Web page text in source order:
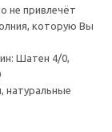
не привлечёт
которую Вы
Шатен 4/0,
натуральные